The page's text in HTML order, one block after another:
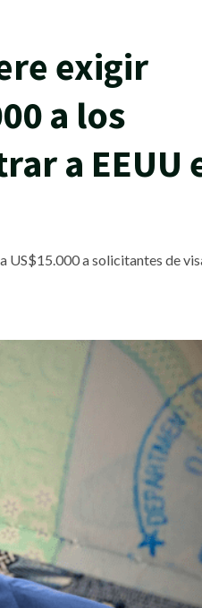
exigir
a los
a EEUU
a solicitantes de